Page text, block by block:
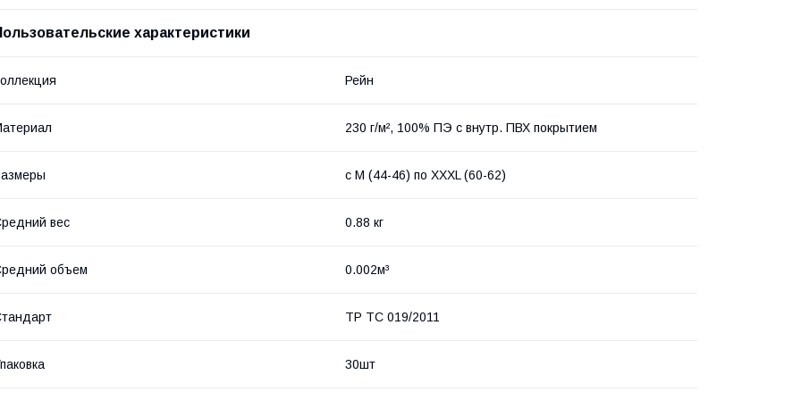
характеристики
Рейн
230 г/м², 100% ПЭ с внутр. ПВХ покрытием
с M (44-46) по XXXL (60-62)
вес 0.88 кг
объем 0.002м³
ТР ТС 019/2011
30шт